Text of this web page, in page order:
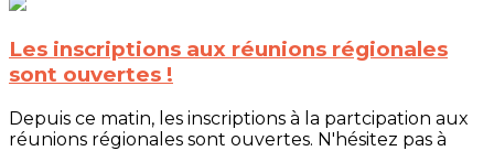
Les inscriptions aux réunions régionales
sont ouvertes !
Depuis ce matin, les inscriptions à la partcipation aux
réunions régionales sont ouvertes. N'hésitez pas à